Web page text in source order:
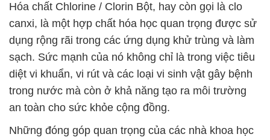
Hóa chất Chlorine / Clorin Bột, hay còn gọi là clo
canxi, là một hợp chất hóa học quan trọng được sử
dụng rộng rãi trong các ứng dụng khử trùng và làm
sạch. Sức mạnh của nó không chỉ là trong việc tiêu
diệt vi khuẩn, vi rút và các loại vi sinh vật gây bệnh
trong nước mà còn ở khả năng tạo ra môi trường
an toàn cho sức khỏe cộng đồng.
Những đóng góp quan trọng của các nhà khoa học